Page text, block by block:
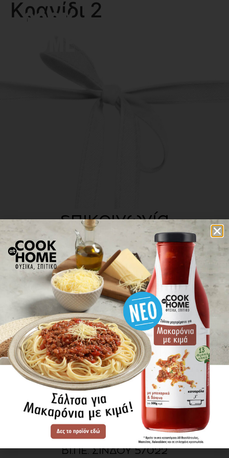
Κρανίδι 2
επικοινωνία
πού βρίσκω τα προϊόντα
ΕΝΗΜΕΡΩΘΕΙΤΕ ΠΡΩΤΟΙ
ΓΙΑ ΤΑ ΝΕΑ ΜΑΣ
ΕΓΓΡΑΦΗ
SITE MAP
ΠΡΟΪΟΝΤΑ
ΣΥΝΤΑΓΕΣ
Η ΙΣΤΟΡΙΑ ΜΑΣ
VIDEOS
ΠΡΟΒΥΛ Α.Ε.
ΟΔΟΣ Α3
ΒΙ.ΠΕ. ΣΙΝΔΟΥ 57022